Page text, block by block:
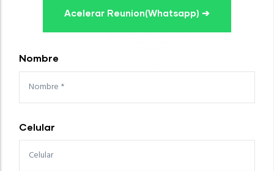
Acelerar Reunion(Whatsapp) ➔
Nombre
Celular